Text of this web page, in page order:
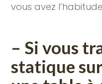
vous avez
– Si vous
statique